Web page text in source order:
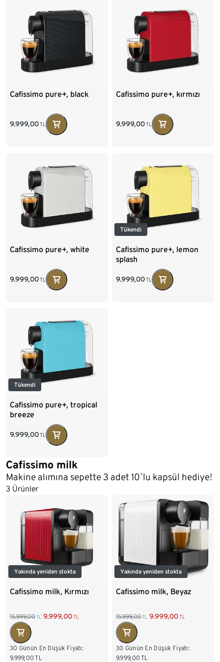
Cafissimo pure+, black
9.999,00TL
Cafissimo pure+, kırmızı
9.999,00TL
Cafissimo pure+, white
9.999,00TL
Tükendi
Cafissimo pure+, lemon
splash
9.999,00TL
Tükendi
Cafissimo pure+, tropical
breeze
9.999,00TL
Cafissimo milk
Makine alımına sepette 3 adet 10`lu kapsül hediye!
3 Ürünler
Yakında yeniden stokta
Cafissimo milk, Kırmızı
15.999,00 TL 9.999,00TL
30 Günün En Düşük Fiyatı:
9.999,00 TL
Yakında yeniden stokta
Cafissimo milk, Beyaz
15.999,00 TL 9.999,00TL
30 Günün En Düşük Fiyatı:
9.999,00 TL